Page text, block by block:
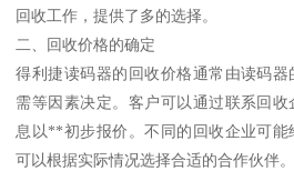
回收工作，提供了多的选择。
二、回收价格的确定
得利捷读码器的回收价格通常由读码
需等因素决定。客户可以通过联系回
息以**初步报价。不同的回收企业可能
可以根据实际情况选择合适的合作伙伴。